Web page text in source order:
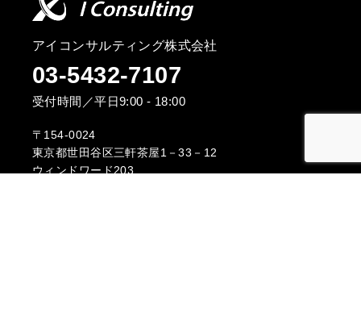
アイコンサルティング株式会社
03-5432-7107
受付時間／平日9:00 - 18:00
〒154-0024
東京都世田谷区三軒茶屋1－33－12
ウィンドワード203